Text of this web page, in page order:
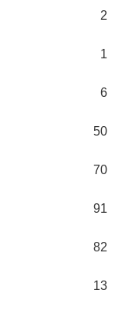
2
1
6
50
70
91
82
13